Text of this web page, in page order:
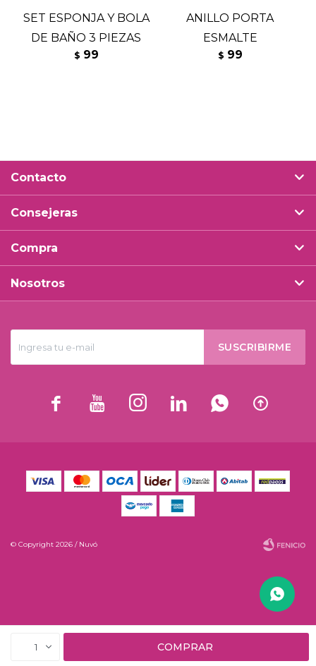
1 COMPRAR
SET ESPONJA Y BOLA
DE BAÑO 3 PIEZAS
$ 99
ANILLO PORTA
ESMALTE
$ 99
SUSCRIBIRME
     
Contacto
Consejeras
Compra
Nosotros
© Copyright 2026 / Nuvó